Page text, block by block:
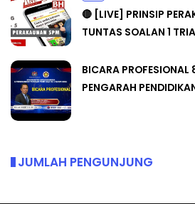
🔴 [LIVE] PRINSIP
TUNTAS SOALAN 1
BICARA
PENGARAH
JUMLAH PENGUNJUNG